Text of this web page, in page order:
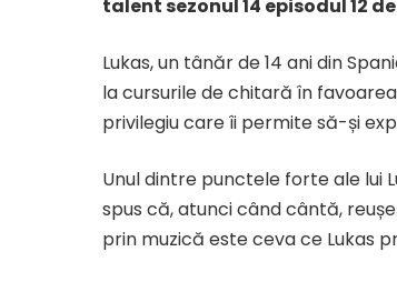
talent sezonul 14 episodul 12
Lukas, un tânăr de 14 ani din
la cursurile de chitară în
privilegiu care îi permite să-și
​Unul dintre punctele forte ale lui
spus că, atunci când cântă,
prin muzică este ceva ce Lukas